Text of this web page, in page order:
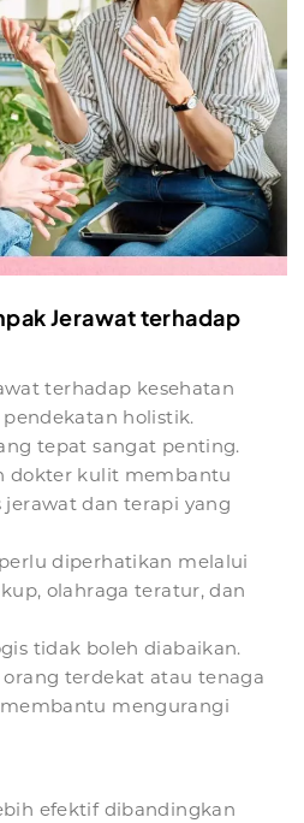
Jerawat terhadap
terhadap kesehatan
holistik.
tepat sangat penting.
dokter kulit membantu
dan terapi yang
diperhatikan melalui
olahraga teratur, dan
tidak boleh diabaikan.
terdekat atau tenaga
mengurangi
efektif dibandingkan